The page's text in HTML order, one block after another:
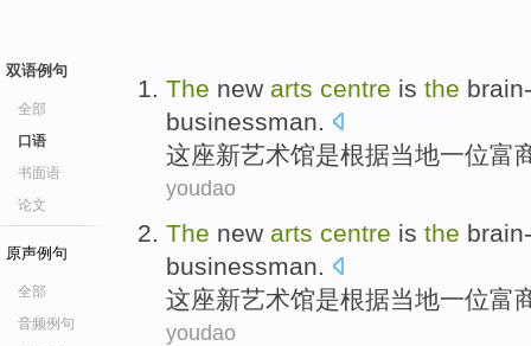
双语例句
全部
口语
书面语
论文
原声例句
全部
音频例句
The new arts centre is the
businessman.
这座新艺术馆是根据当地一位富
youdao
The new arts centre is the
businessman.
这座新艺术馆是根据当地一位富
youdao